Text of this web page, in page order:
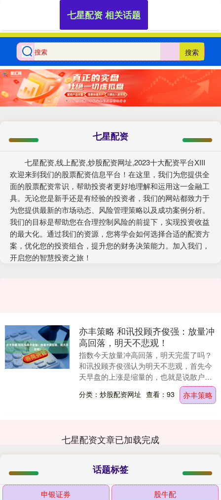
搜索
七星配资
七星配资,线上配资,炒股配资网址,2023十大配资平台XIII‌
欢迎来到我们的股票配资信息平台！在这里，我们为您提供全
面的股票配资常识，帮助投资者更好地理解和运用这一金融工
具。无论您是新手还是有经验的投资者，我们的网站都致力于
为您提供最新的市场动态、风险管理策略以及成功案例分析。
我们的目标是帮助您在合理控制风险的前提下，实现投资收益
的最大化。通过我们的资源，您将学会如何选择合适的配资方
案，优化您的投资组合，提升您的财务决策能力。加入我们，
开启您的智慧投资之旅！
七星配资 相关话题
亦丰策略 和讯投顾齐俊强：放量冲
高回落，明天不悲观！
指数今天放量冲高回落，明天完蛋了吗？
和讯投顾齐俊强认为明天不悲观，首先今
天早盘的上涨是缩量的，也就是说散户没
有去追高买入，而下跌的时候是放量，反
而代表不坚定的筹....
分类：炒股配资网址 查看：93 亦丰策略
七星配资文章已加载完成
话题标签
申银证券 股牛配